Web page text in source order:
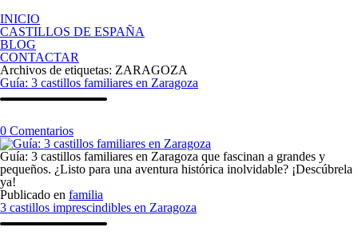
al
contenido
INICIO
CASTILLOS DE ESPAÑA
BLOG
CONTACTAR
Archivos de etiquetas: ZARAGOZA
Guía: 3 castillos familiares en Zaragoza
0 Comentariosen
Guía:
3
castillos
en
Zaragoza
Guía: 3 castillos familiares en Zaragoza que fascinan a grandes y
pequeños. ¿Listo para una aventura histórica inolvidable? ¡Descúbrela
ya!
Publicado en familia
3 castillos imprescindibles en Zaragoza